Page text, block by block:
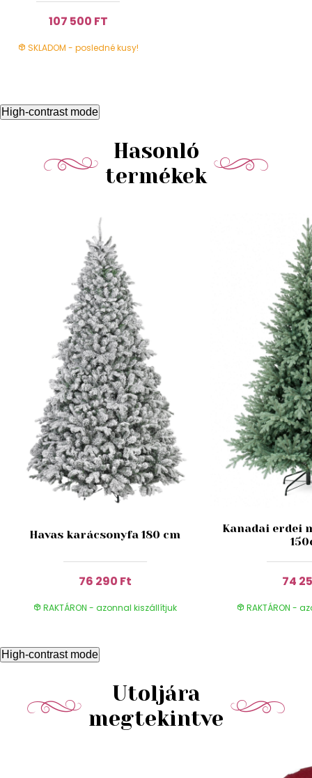
107 500 FT
SKLADOM - posledné kusy!
High-contrast mode
Hasonló
termékek
Havas karácsonyfa 180 cm
76 290 Ft
RAKTÁRON - azonnal kiszállítjuk
Kanadai erdei
74
RAKTÁRON -
High-contrast mode
Utoljára
megtekintve